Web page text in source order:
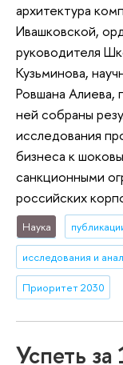
архитектура
Ивашковской,
руководителя
Кузьминова,
Ровшана
ней собраны
исследования
бизнеса к
санкционными
российских
Наука
исследования и
Приоритет 2030
Успеть